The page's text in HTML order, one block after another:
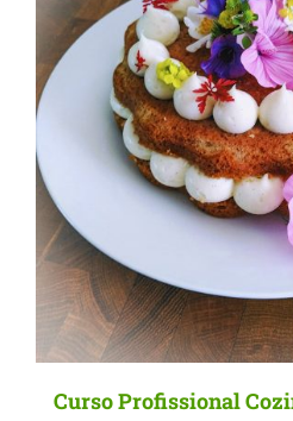
Curso Profissional